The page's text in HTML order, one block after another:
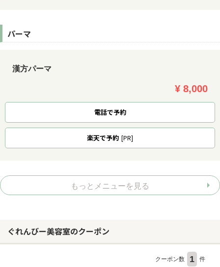
パーマ
漢方パーマ
¥ 8,000
電話で予約
楽天で予約 [PR]
もっとメニューを見る
ぐれんびー美容室のクーポン
クーポン数 1 件